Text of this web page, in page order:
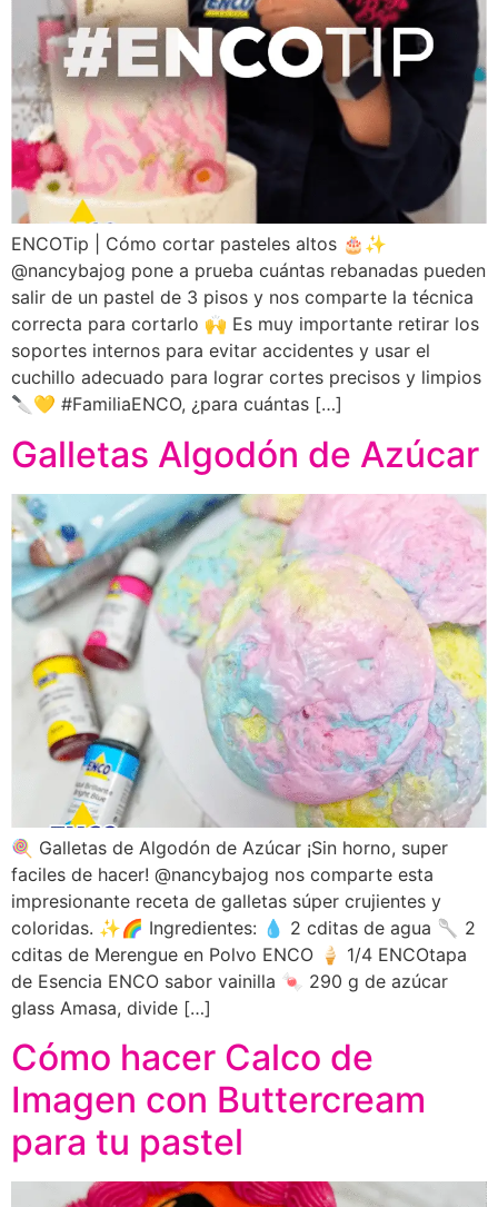
ENCOTip | Cómo cortar pasteles altos 🎂✨
@nancybajog pone a prueba cuántas rebanadas pueden
salir de un pastel de 3 pisos y nos comparte la técnica
correcta para cortarlo 🙌 Es muy importante retirar los
soportes internos para evitar accidentes y usar el
cuchillo adecuado para lograr cortes precisos y limpios
🔪💛 #FamiliaENCO, ¿para cuántas […]
Galletas Algodón de Azúcar
🍭 Galletas de Algodón de Azúcar ¡Sin horno, super
faciles de hacer! @nancybajog nos comparte esta
impresionante receta de galletas súper crujientes y
coloridas. ✨🌈 Ingredientes: 💧 2 cditas de agua 🥄 2
cditas de Merengue en Polvo ENCO 🍦 1/4 ENCOtapa
de Esencia ENCO sabor vainilla 🍬 290 g de azúcar
glass Amasa, divide […]
Cómo hacer Calco de
Imagen con Buttercream
para tu pastel